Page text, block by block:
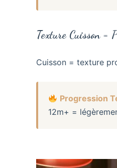
Texture Cuisson =
Cuisson = texture
Progression
12m+ =